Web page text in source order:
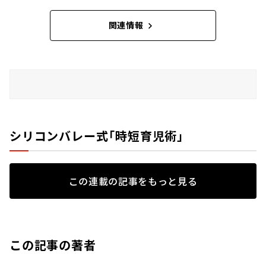
関連情報
シリコンバレー式「時短育児術」
この連載の記事をもっと見る
この記事の著者